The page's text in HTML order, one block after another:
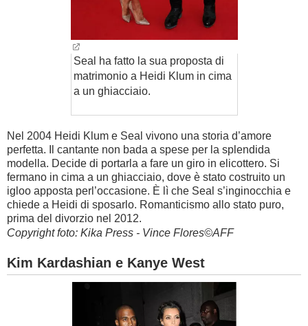
Seal ha fatto la sua proposta di
matrimonio a Heidi Klum in cima
a un ghiacciaio.
Nel 2004 Heidi Klum e Seal vivono una storia d’amore
perfetta. Il cantante non bada a spese per la splendida
modella. Decide di portarla a fare un giro in elicottero. Si
fermano in cima a un ghiacciaio, dove è stato costruito un
igloo apposta perl’occasione. È lì che Seal s’inginocchia e
chiede a Heidi di sposarlo. Romanticismo allo stato puro,
prima del divorzio nel 2012.
Copyright foto: Kika Press - Vince Flores©AFF
Kim Kardashian e Kanye West